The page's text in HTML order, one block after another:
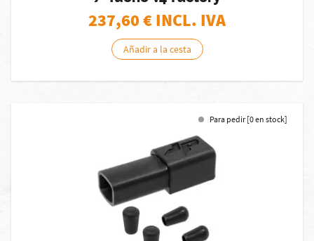
237,60€ INCL. IVA
Añadir a la cesta
Para pedir [0 en stock]